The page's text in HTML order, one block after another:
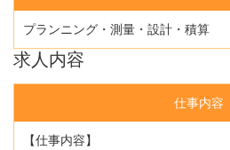
プランニング・測量・設計・積算
求人内容
仕事内容
【仕事内容】